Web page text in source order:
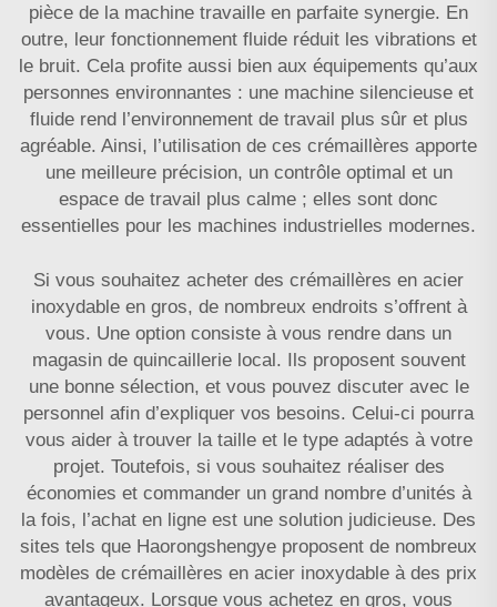
pièce de la machine travaille en parfaite synergie. En
outre, leur fonctionnement fluide réduit les vibrations et
le bruit. Cela profite aussi bien aux équipements qu’aux
personnes environnantes : une machine silencieuse et
fluide rend l’environnement de travail plus sûr et plus
agréable. Ainsi, l’utilisation de ces crémaillères apporte
une meilleure précision, un contrôle optimal et un
espace de travail plus calme ; elles sont donc
essentielles pour les machines industrielles modernes.
Si vous souhaitez acheter des crémaillères en acier
inoxydable en gros, de nombreux endroits s’offrent à
vous. Une option consiste à vous rendre dans un
magasin de quincaillerie local. Ils proposent souvent
une bonne sélection, et vous pouvez discuter avec le
personnel afin d’expliquer vos besoins. Celui-ci pourra
vous aider à trouver la taille et le type adaptés à votre
projet. Toutefois, si vous souhaitez réaliser des
économies et commander un grand nombre d’unités à
la fois, l’achat en ligne est une solution judicieuse. Des
sites tels que Haorongshengye proposent de nombreux
modèles de crémaillères en acier inoxydable à des prix
avantageux. Lorsque vous achetez en gros, vous